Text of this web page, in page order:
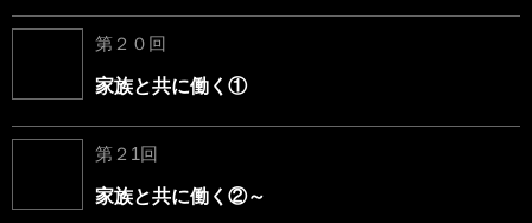
第２０回
家族と共に働く①
第２1回
家族と共に働く②～